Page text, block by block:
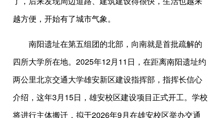
越方便，开始有了城市气象。
南阳遗址在第五组团的北部，向南就是首批疏解的
四所大学所在地。2025年12月11日，在距离南阳遗址约
两公里北京交通大学雄安新区建设指挥部，指挥长信心
介绍，这年3月15日，雄安校区建设项目正式开工。学校
将进行主体搬迁，拟于2026年9月在雄安校区举办交通